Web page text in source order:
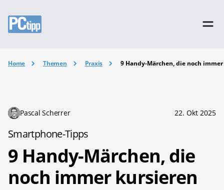
Home Themen Praxis 9 Handy-Märchen, die noch
Pascal Scherrer 22. Okt 2025
Smartphone-Tipps
9 Handy-Märchen, die
noch immer kursieren